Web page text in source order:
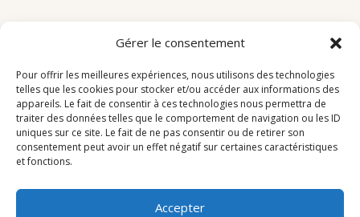
Gérer le consentement
Pour offrir les meilleures expériences, nous utilisons des technologies
telles que les cookies pour stocker et/ou accéder aux informations des
appareils. Le fait de consentir à ces technologies nous permettra de
traiter des données telles que le comportement de navigation ou les ID
uniques sur ce site. Le fait de ne pas consentir ou de retirer son
consentement peut avoir un effet négatif sur certaines caractéristiques
et fonctions.
Accepter